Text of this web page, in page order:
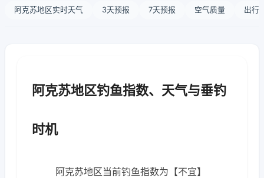
阿克苏地区实时天气 3天预报 7天预报 空气质量 出行
阿克苏地区钓鱼指数、天气与垂钓
时机
阿克苏地区当前钓鱼指数为【不宜】